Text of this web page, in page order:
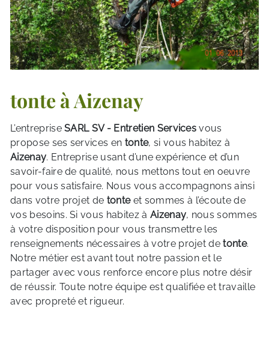
tonte à Aizenay
L’entrepriseSARL SV - Entretien Services vous
propose ses services en tonte, si vous habitez à
Aizenay. Entreprise usant d’une expérience et d’un
savoir-faire de qualité, nous mettons tout en oeuvre
pour vous satisfaire. Nous vous accompagnons ainsi
dans votre projet de tonteet sommes à l’écoute de
vos besoins. Si vous habitez à Aizenay, nous sommes
à votre disposition pour vous transmettre les
renseignements nécessaires à votre projet detonte.
Notre métier est avant tout notre passion et le
partager avec vous renforce encore plus notre désir
de réussir. Toute notre équipe est qualifiée et travaille
avec propreté et rigueur.